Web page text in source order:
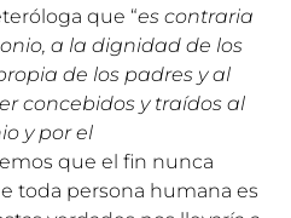
que “es contraria
a la dignidad de los
de los padres y al
concebidos y traídos al
y por el
que el fin nunca
toda persona humana es